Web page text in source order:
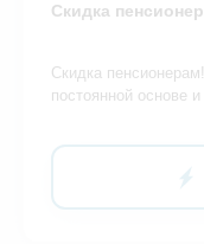
Скидка
Скидка
постоянной основе